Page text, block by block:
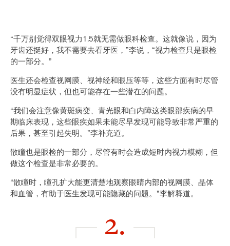
“千万别觉得双眼视力1.5就无需做眼科检查。这就像说，因为
牙齿还挺好，我不需要去看牙医，”李说，“视力检查只是眼检
的一部分。”
医生还会检查视网膜、视神经和眼压等等，这些方面有时尽管
没有明显症状，但也可能存在一些潜在的问题。
“我们会注意像黄斑病变、青光眼和白内障这类眼部疾病的早
期临床表现，这些眼疾如果未能尽早发现可能导致非常严重的
后果，甚至引起失明。”李补充道。
散瞳也是眼检的一部分，尽管有时会造成短时内视力模糊，但
做这个检查是非常必要的。
“散瞳时，瞳孔扩大能更清楚地观察眼睛内部的视网膜、晶体
和血管，有助于医生发现可能隐藏的问题。”李解释道。
2.